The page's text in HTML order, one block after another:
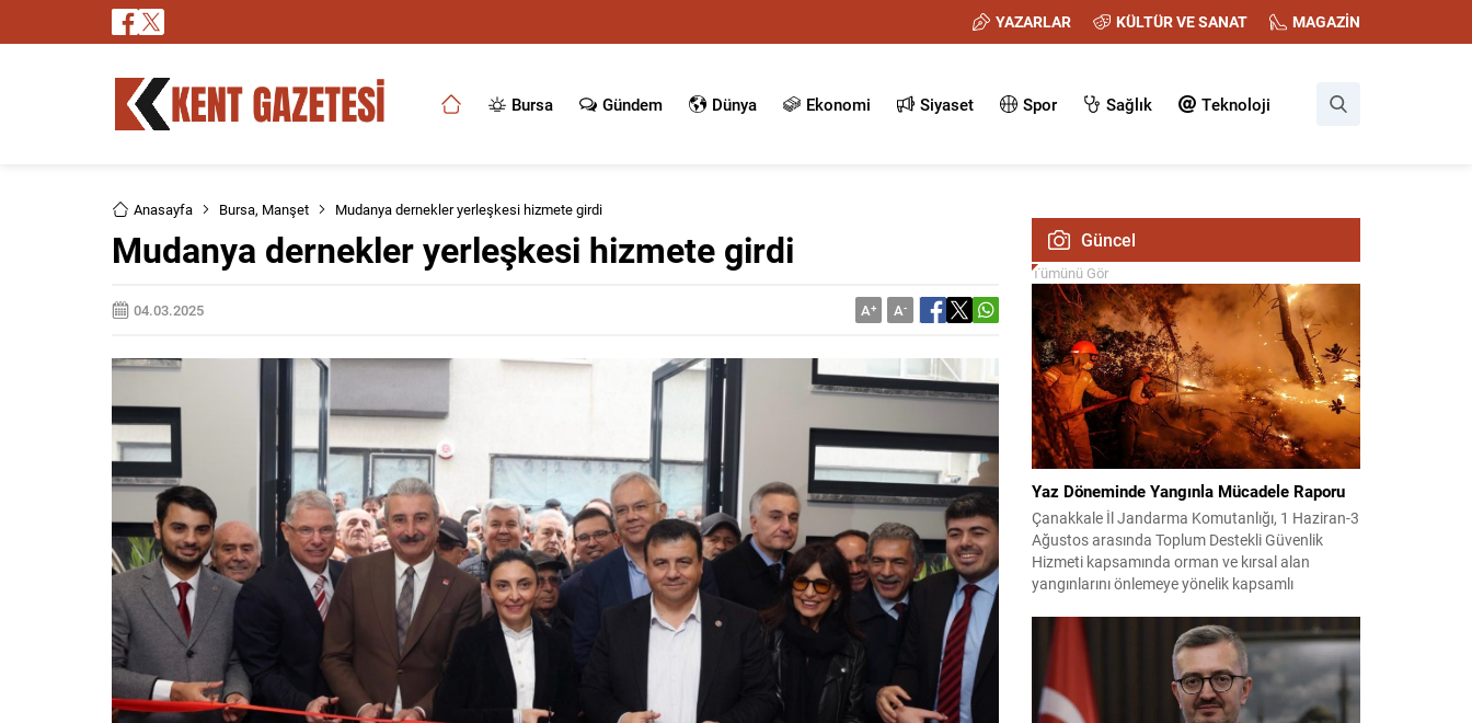
YAZARLAR KÜLTÜR VE SANAT MAGAZİN
Bursa Gündem Dünya Ekonomi Siyaset Spor Sağlık Teknoloji
Anasayfa Bursa, Manşet Mudanya dernekler yerleşkesi hizmete girdi
Mudanya dernekler yerleşkesi hizmete girdi
04.03.2025 A+ A-
Güncel
Tümünü Gör
Yaz Döneminde Yangınla Mücadele Raporu
Çanakkale İl Jandarma Komutanlığı, 1 Haziran-3
Ağustos arasında Toplum Destekli Güvenlik
Hizmeti kapsamında orman ve kırsal alan
yangınlarını önlemeye yönelik kapsamlı
görev yapan 178 tim ve 742 personel, sahada
aktif olarak halkı bilinçlendirdi ve denetim
faaliyetleri gerçekleştirdi. Faaliyetler esnasında
bin 315 biçerdöver ve balya...